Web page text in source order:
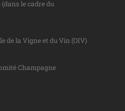
le cadre du
de la Vigne et du Vin (OIV)
Champagne